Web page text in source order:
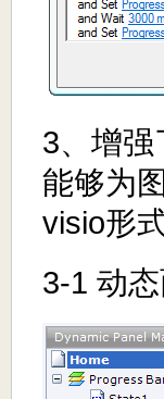
3、增强
能够为
visio形
3-1 动态